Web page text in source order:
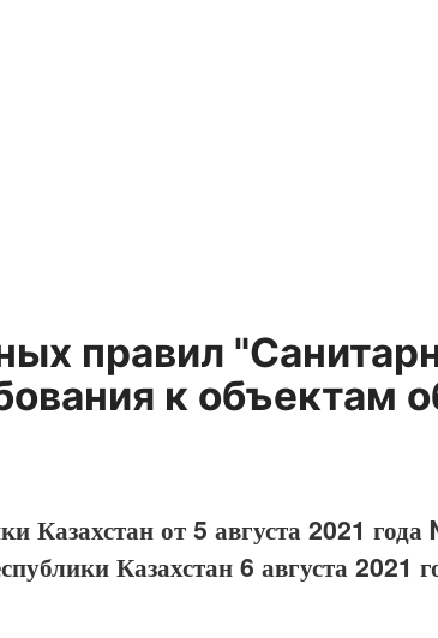
правил
к объектам
Казахстан от 5 августа 2021
Казахстан 6 августа 2021